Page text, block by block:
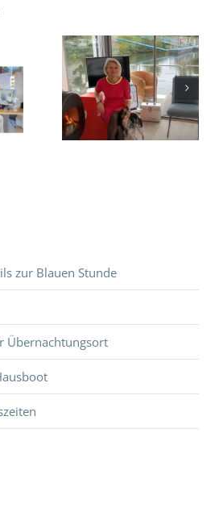
Schiffstaufe
Video
zur Blauen Stunde
Übernachtungsort